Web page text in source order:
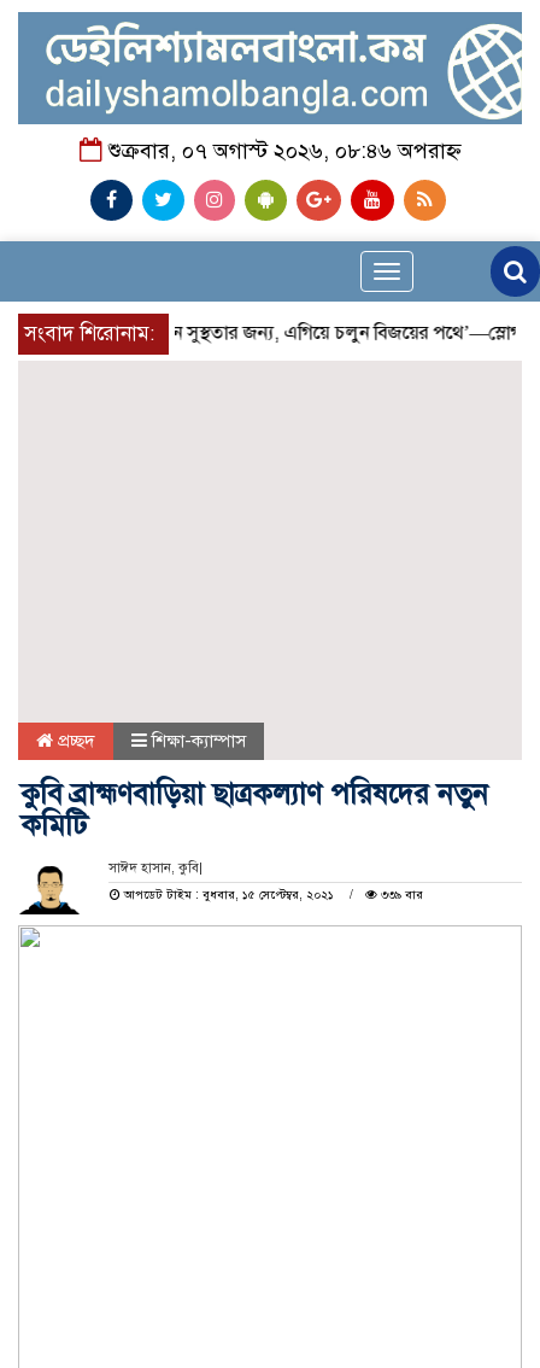
শুক্রবার, ০৭ অগাস্ট ২০২৬, ০৮:৪৬ অপরাহ্ন
Toggle
navigation
সংবাদ শিরোনাম:
‘দৌড়ান সুস্থতার জন্য, এগিয়ে চলুন বিজয়ের পথে’—স্লোগানে
প্রচ্ছদ শিক্ষা-ক্যাম্পাস
কুবি ব্রাহ্মণবাড়িয়া ছাত্রকল্যাণ পরিষদের নতুন
কমিটি
সাঈদ হাসান, কুবি|
আপডেট টাইম : বুধবার, ১৫ সেপ্টেম্বর, ২০২১
৩৩৯ বার